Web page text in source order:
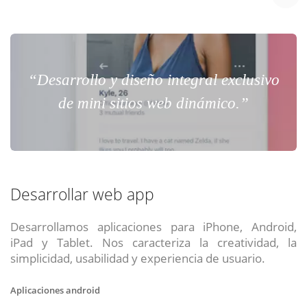
“Desarrollo y diseño integral exclusivo
de mini sitios web dinámico.”
Desarrollar web app
Desarrollamos aplicaciones para iPhone, Android,
iPad y Tablet. Nos caracteriza la creatividad, la
simplicidad, usabilidad y experiencia de usuario.
Aplicaciones android